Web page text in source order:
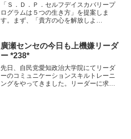
「Ｓ．Ｄ．Ｐ．セルフデイスカバリープ
ログラムは５つの生き方」を提案しま
す。まず、「貴方の心を解放しよ
ていこう！」。さらに、「潜在意識のパ
ワーを活用しよう！」。最後に、「...
廣瀬センセの今日も上機嫌リーダ
ー *238*
先日、自民党愛知政治大学院にてリーダ
ーのコミュニケーションスキルトレーニ
ングをやってきました。リーダーに求め